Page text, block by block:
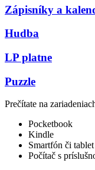
Zápisníky a
Hudba
LP platne
Puzzle
Prečítate na
Pocketbook
Kindle
Smartfón či
Počítač s